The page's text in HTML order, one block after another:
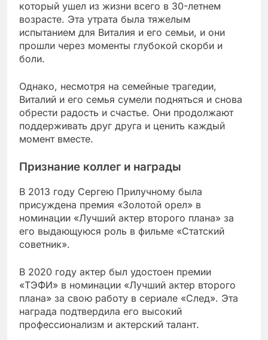
который ушел из жизни всего в 30-летнем
возрасте. Эта утрата была тяжелым
испытанием для Виталия и его семьи, и они
прошли через моменты глубокой скорби и
боли.
Однако, несмотря на семейные трагедии,
Виталий и его семья сумели подняться и снова
обрести радость и счастье. Они продолжают
поддерживать друг друга и ценить каждый
момент вместе.
Признание коллег и награды
В 2013 году Сергею Прилучному была
присуждена премия «Золотой орел» в
номинации «Лучший актер второго плана» за
его выдающуюся роль в фильме «Статский
советник».
В 2020 году актер был удостоен премии
«ТЭФИ» в номинации «Лучший актер второго
плана» за свою работу в сериале «След». Эта
награда подтвердила его высокий
профессионализм и актерский талант.